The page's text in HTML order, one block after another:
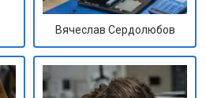
Вячеслав Сердолюбов